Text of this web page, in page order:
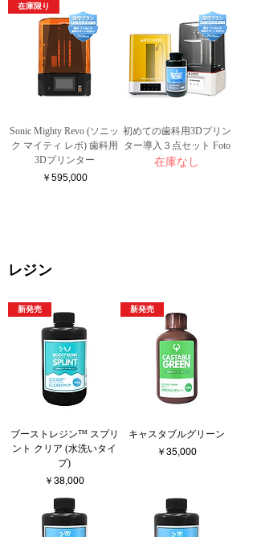
在庫限り
Sonic Mighty Revo (ソニッ
ク マイティ レボ) 歯科用
3Dプリンター
価格
￥595,000
初めての歯科用3Dプリン
ター導入３点セット Foto
在庫なし
レジン
新発売
ブーストレジン™︎ スプリ
ント クリア (水洗いタイ
プ)
価格
￥38,000
新発売
キャスタブルグリーン
価格
￥35,000